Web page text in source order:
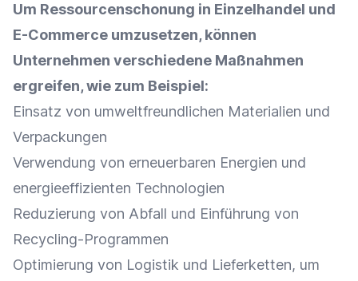
Um Ressourcenschonung in Einzelhandel und
E-Commerce umzusetzen, können
Unternehmen verschiedene Maßnahmen
ergreifen, wie zum Beispiel:
Einsatz von umweltfreundlichen Materialien und
Verpackungen
Verwendung von erneuerbaren Energien und
energieeffizienten Technologien
Reduzierung von Abfall und Einführung von
Recycling-Programmen
Optimierung von Logistik und Lieferketten, um